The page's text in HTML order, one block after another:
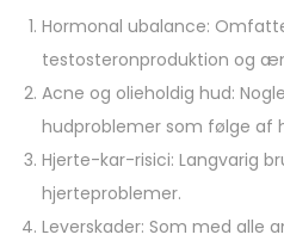
Hormonal ubalance:
testosteronproduktion og
Acne og olieholdig hud:
hudproblemer som følge af
Hjerte-kar-risici: Langvarig
hjerteproblemer.
Leverskader: Som med alle